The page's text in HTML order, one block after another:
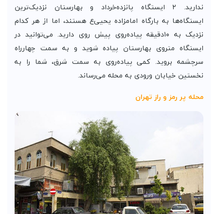
ندارید. ۲ ایستگاه پانزده‌خرداد و بهارستان نزدیک‌ترین
ایستگاه‌ها به بارگاه امامزاده یحیی‌ع هستند، اما از هر کدام
نزدیک به ۱۰دقیقه پیاده‌روی پیش روی دارید. می‌توانید در
ایستگاه متروی بهارستان پیاده شوید و به سمت چهارراه
سرچشمه بروید. کمی پیاده‌روی به سمت شرق، شما را به
نخستین خیابان ورودی به محله می‌رساند.
محله پر رمز و راز تهران